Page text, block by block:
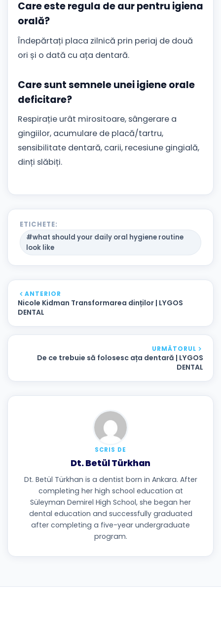
Care este regula de aur pentru igiena
orală?
Îndepărtați placa zilnică prin periaj de două
ori și o dată cu ața dentară.
Care sunt semnele unei igiene orale
deficitare?
Respirație urât mirositoare, sângerare a
gingiilor, acumulare de placă/tartru,
sensibilitate dentară, carii, recesiune gingială,
dinți slăbiți.
ETICHETE:
#what should your daily oral hygiene routine
look like
ANTERIOR
Nicole Kidman Transformarea dinților | LYGOS
DENTAL
URMĂTORUL
De ce trebuie să folosesc ața dentară | LYGOS
DENTAL
SCRIS DE
Dt. Betül Türkhan
Dt. Betül Türkhan is a dentist born in Ankara. After
completing her high school education at
Süleyman Demirel High School, she began her
dental education and successfully graduated
after completing a five-year undergraduate
program.